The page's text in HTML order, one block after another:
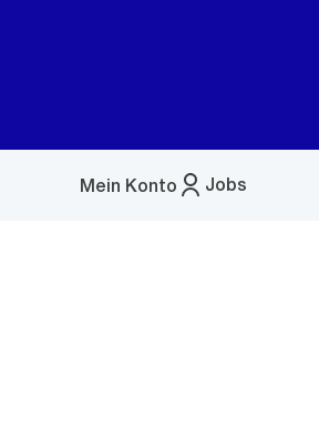
Jobs
Mein Konto
Menü